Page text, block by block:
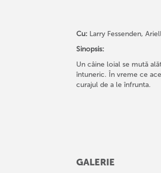
Cu:Larry Fessenden,
Sinopsis:
Un câine loial se mută
întuneric. În vreme ce
curajul de a le înfrunta.
GALERIE